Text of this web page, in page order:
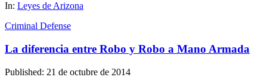
In: Leyes de Arizona
Criminal Defense
La diferencia entre Robo y Robo a Mano Armada
Published: 21 de octubre de 2014